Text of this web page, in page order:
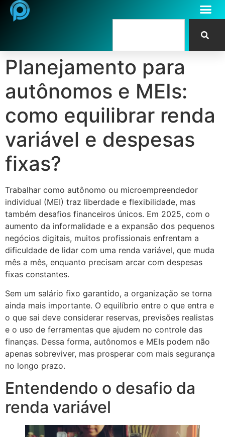
Planejamento para
autônomos e MEIs:
como equilibrar renda
variável e despesas
fixas?
Trabalhar como autônomo ou microempreendedor
individual (MEI) traz liberdade e flexibilidade, mas
também desafios financeiros únicos. Em 2025, com o
aumento da informalidade e a expansão dos pequenos
negócios digitais, muitos profissionais enfrentam a
dificuldade de lidar com uma renda variável, que muda
mês a mês, enquanto precisam arcar com despesas
fixas constantes.
Sem um salário fixo garantido, a organização se torna
ainda mais importante. O equilíbrio entre o que entra e
o que sai deve considerar reservas, previsões realistas
e o uso de ferramentas que ajudem no controle das
finanças. Dessa forma, autônomos e MEIs podem não
apenas sobreviver, mas prosperar com mais segurança
no longo prazo.
Entendendo o desafio da
renda variável